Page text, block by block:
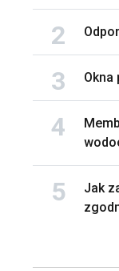
Jak